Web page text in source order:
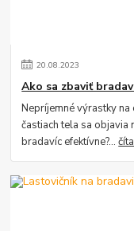
20.08.2023
Ako sa zbaviť
Nepríjemné výrastky na
častiach tela sa objavia
bradavíc efektívne?...